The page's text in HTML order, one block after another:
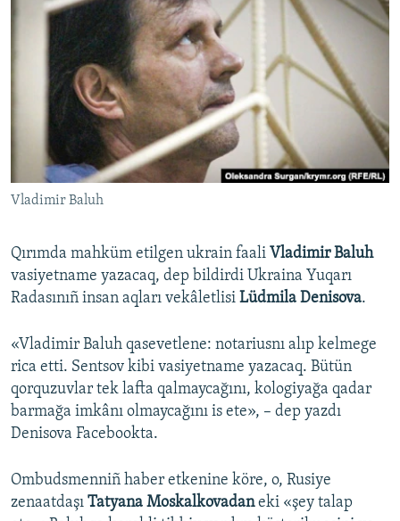
VİDEO
BLOGLAR
Русский
Українською
Vladimir Baluh
Qırımda mahküm etilgen ukrain faali Vladimir Baluh
vasiyetname yazacaq, dep bildirdi Ukraina Yuqarı
Radasınıñ insan aqları vekâletlisi Lüdmila Denisova.
«Vladimir Baluh qasevetlene: notariusnı alıp kelmege
rica etti. Sentsov kibi vasiyetname yazacaq. Bütün
qorquzuvlar tek lafta qalmaycağını, kologiyağa qadar
barmağa imkânı olmaycağını is ete», – dep yazdı
Denisova Facebookta.
Ombudsmenniñ haber etkenine köre, o, Rusiye
zenaatdaşı Tatyana Moskalkovadaneki «şey talap